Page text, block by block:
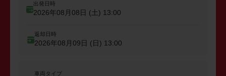
出発日時
2026年08月08日 (土) 13:00
返却日時
2026年08月09日 (日) 13:00
車両タイプ